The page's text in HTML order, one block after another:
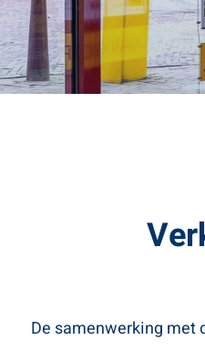
De samenwerking met